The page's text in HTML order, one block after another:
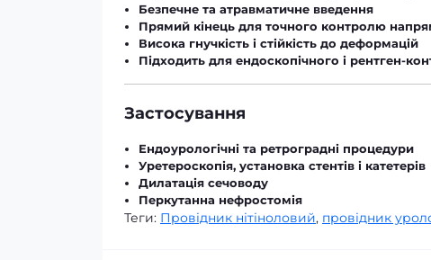
Безпечне та атравматичне введення
Прямий кінець для точного контролю
Висока гнучкість і стійкість до деформацій
Підходить для ендоскопічного і рентген-
Застосування
Ендоурологічні та ретроградні процедури
Уретероскопія, установка стентів і катетерів
Дилатація сечоводу
Перкутанна нефростомія
Теги: Провідник нітіноловий, провідник